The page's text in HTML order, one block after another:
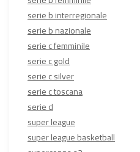
serie b interregionale
serie b nazionale
serie c femminile
serie c gold
serie c silver
serie c toscana
serie d
super league
super league basketball